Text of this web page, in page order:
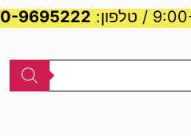
9695222